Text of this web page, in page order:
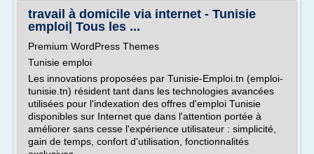
travail à domicile via internet - Tunisie
emploi| Tous les ...
Premium WordPress Themes
Tunisie emploi
Les innovations proposées par Tunisie-Emploi.tn (emploi-
tunisie.tn) résident tant dans les technologies avancées
utilisées pour l'indexation des offres d'emploi Tunisie
disponibles sur Internet que dans l'attention portée à
améliorer sans cesse l'expérience utilisateur : simplicité,
gain de temps, confort d'utilisation, fonctionnalités